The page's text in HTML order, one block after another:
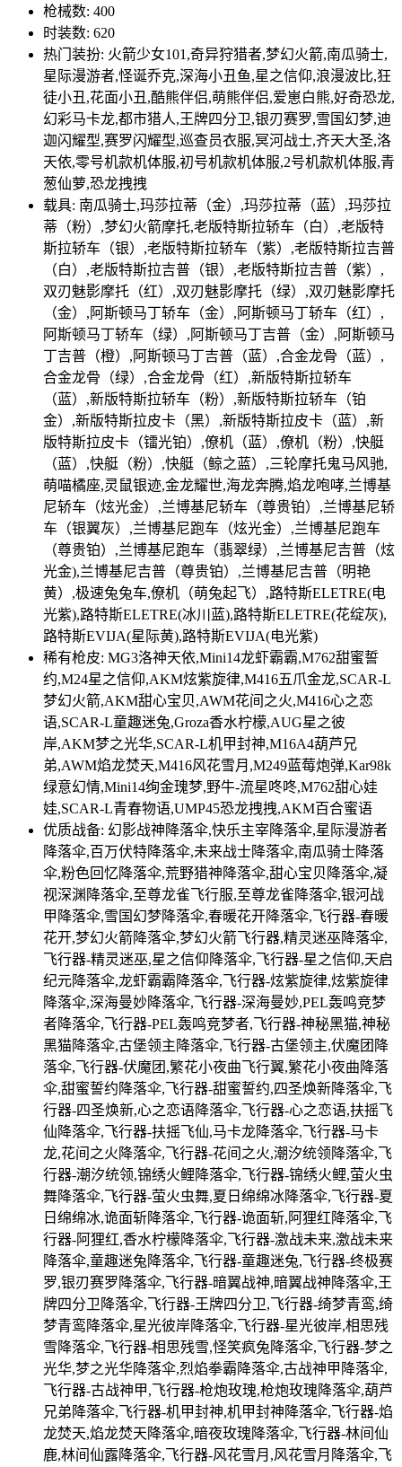
枪械数: 400
时装数: 620
热门装扮: 火箭少女101,奇异狩猎者,梦幻火箭,南瓜骑士,
星际漫游者,怪诞乔克,深海小丑鱼,星之信仰,浪漫波比,狂
徒小丑,花面小丑,酷熊伴侣,萌熊伴侣,爱崽白熊,好奇恐龙,
幻彩马卡龙,都市猎人,王牌四分卫,银刃赛罗,雪国幻梦,迪
迦闪耀型,赛罗闪耀型,巡查员衣服,冥河战士,齐天大圣,洛
天依,零号机款机体服,初号机款机体服,2号机款机体服,青
葱仙萝,恐龙拽拽
载具: 南瓜骑士,玛莎拉蒂（金）,玛莎拉蒂（蓝）,玛莎拉
蒂（粉）,梦幻火箭摩托,老版特斯拉轿车（白）,老版特
斯拉轿车（银）,老版特斯拉轿车（紫）,老版特斯拉吉普
（白）,老版特斯拉吉普（银）,老版特斯拉吉普（紫）,
双刃魅影摩托（红）,双刃魅影摩托（绿）,双刃魅影摩托
（金）,阿斯顿马丁轿车（金）,阿斯顿马丁轿车（红）,
阿斯顿马丁轿车（绿）,阿斯顿马丁吉普（金）,阿斯顿马
丁吉普（橙）,阿斯顿马丁吉普（蓝）,合金龙骨（蓝）,
合金龙骨（绿）,合金龙骨（红）,新版特斯拉轿车
（蓝）,新版特斯拉轿车（粉）,新版特斯拉轿车（铂
金）,新版特斯拉皮卡（黑）,新版特斯拉皮卡（蓝）,新
版特斯拉皮卡（镭光铂）,僚机（蓝）,僚机（粉）,快艇
（蓝）,快艇（粉）,快艇（鲸之蓝）,三轮摩托鬼马风驰,
萌喵橘座,灵鼠银迹,金龙耀世,海龙奔腾,焰龙咆哮,兰博基
尼轿车（炫光金）,兰博基尼轿车（尊贵铂）,兰博基尼轿
车（银翼灰）,兰博基尼跑车（炫光金）,兰博基尼跑车
（尊贵铂）,兰博基尼跑车（翡翠绿）,兰博基尼吉普（炫
光金),兰博基尼吉普（尊贵铂）,兰博基尼吉普（明艳
黄）,极速兔兔车,僚机（萌兔起飞）,路特斯ELETRE(电
光紫),路特斯ELETRE(冰川蓝),路特斯ELETRE(花绽灰),
路特斯EVIJA(星际黄),路特斯EVIJA(电光紫)
稀有枪皮: MG3洛神天依,Mini14龙虾霸霸,M762甜蜜誓
约,M24星之信仰,AKM炫紫旋律,M416五爪金龙,SCAR-L
梦幻火箭,AKM甜心宝贝,AWM花间之火,M416心之恋
语,SCAR-L童趣迷兔,Groza香水柠檬,AUG星之彼
岸,AKM梦之光华,SCAR-L机甲封神,M16A4葫芦兄
弟,AWM焰龙焚天,M416风花雪月,M249蓝莓炮弹,Kar98k
绿意幻情,Mini14绚金瑰梦,野牛-流星咚咚,M762甜心娃
娃,SCAR-L青春物语,UMP45恐龙拽拽,AKM百合蜜语
优质战备: 幻影战神降落伞,快乐主宰降落伞,星际漫游者
降落伞,百万伏特降落伞,未来战士降落伞,南瓜骑士降落
伞,粉色回忆降落伞,荒野猎神降落伞,甜心宝贝降落伞,凝
视深渊降落伞,至尊龙雀飞行服,至尊龙雀降落伞,银河战
甲降落伞,雪国幻梦降落伞,春暖花开降落伞,飞行器-春暖
花开,梦幻火箭降落伞,梦幻火箭飞行器,精灵迷巫降落伞,
飞行器-精灵迷巫,星之信仰降落伞,飞行器-星之信仰,天启
纪元降落伞,龙虾霸霸降落伞,飞行器-炫紫旋律,炫紫旋律
降落伞,深海曼妙降落伞,飞行器-深海曼妙,PEL轰鸣竞梦
者降落伞,飞行器-PEL轰鸣竞梦者,飞行器-神秘黑猫,神秘
黑猫降落伞,古堡领主降落伞,飞行器-古堡领主,伏魔团降
落伞,飞行器-伏魔团,繁花小夜曲飞行翼,繁花小夜曲降落
伞,甜蜜誓约降落伞,飞行器-甜蜜誓约,四圣焕新降落伞,飞
行器-四圣焕新,心之恋语降落伞,飞行器-心之恋语,扶摇飞
仙降落伞,飞行器-扶摇飞仙,马卡龙降落伞,飞行器-马卡
龙,花间之火降落伞,飞行器-花间之火,潮汐统领降落伞,飞
行器-潮汐统领,锦绣火鲤降落伞,飞行器-锦绣火鲤,萤火虫
舞降落伞,飞行器-萤火虫舞,夏日绵绵冰降落伞,飞行器-夏
日绵绵冰,诡面斩降落伞,飞行器-诡面斩,阿狸红降落伞,飞
行器-阿狸红,香水柠檬降落伞,飞行器-激战未来,激战未来
降落伞,童趣迷兔降落伞,飞行器-童趣迷兔,飞行器-终极赛
罗,银刃赛罗降落伞,飞行器-暗翼战神,暗翼战神降落伞,王
牌四分卫降落伞,飞行器-王牌四分卫,飞行器-绮梦青鸾,绮
梦青鸾降落伞,星光彼岸降落伞,飞行器-星光彼岸,相思残
雪降落伞,飞行器-相思残雪,怪笑疯兔降落伞,飞行器-梦之
光华,梦之光华降落伞,烈焰拳霸降落伞,古战神甲降落伞,
飞行器-古战神甲,飞行器-枪炮玫瑰,枪炮玫瑰降落伞,葫芦
兄弟降落伞,飞行器-机甲封神,机甲封神降落伞,飞行器-焰
龙焚天,焰龙焚天降落伞,暗夜玫瑰降落伞,飞行器-林间仙
鹿,林间仙露降落伞,飞行器-风花雪月,风花雪月降落伞,飞